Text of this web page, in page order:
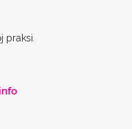
praksi.